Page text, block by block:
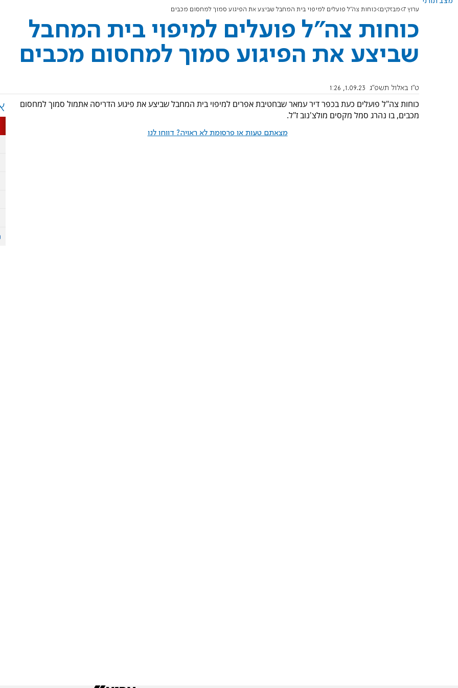
ערוץ 7 מבזקים כוחות צה"ל פועלים למיפוי בית המחבל שביצע את הפיגוע סמוך למחסום מכבים
כוחות צה"ל פועלים למיפוי בית המחבל
שביצע את הפיגוע סמוך למחסום מכבים
ט"ו באלול תשפ"ג 1.09.23, 1:26
כוחות צה"ל פועלים כעת בכפר דיר עמאר שבחטיבת אפרים למיפוי בית המחבל שביצע את פיגוע הדריסה אתמול סמוך למחסום
מכבים, בו נהרג סמל מקסים מולצ'נוב ז"ל.
מצאתם טעות או פרסומת לא ראויה? דווחו לנו